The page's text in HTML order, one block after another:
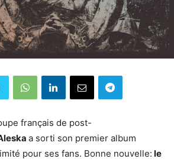
français de post-
a sorti son premier album
pour ses fans. Bonne nouvelle: le